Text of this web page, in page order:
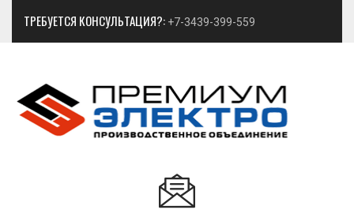
ТРЕБУЕТСЯ КОНСУЛЬТАЦИЯ?: +7-3439-399-559